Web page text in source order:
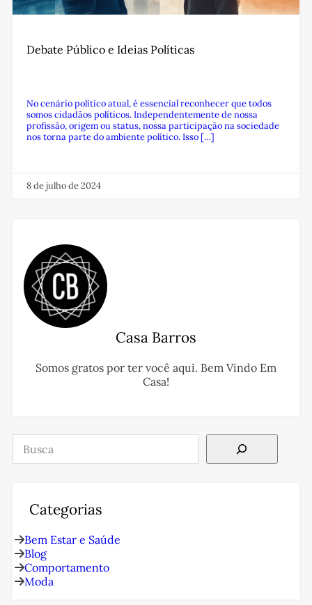
Debate Público e Ideias Políticas
No cenário político atual, é essencial reconhecer que todos
somos cidadãos políticos. Independentemente de nossa
profissão, origem ou status, nossa participação na sociedade
nos torna parte do ambiente político. Isso […]
8 de julho de 2024
Casa Barros
Somos gratos por ter você aqui. Bem Vindo Em
Casa!
Pesquisar
Categorias
Bem Estar e Saúde
Blog
Comportamento
Moda